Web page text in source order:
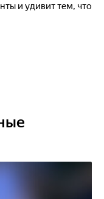
и удивит тем, что